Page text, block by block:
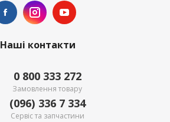
Наші контакти
0 800 333 272
Замовлення товару
(096) 336 7 334
Сервіс та запчастини